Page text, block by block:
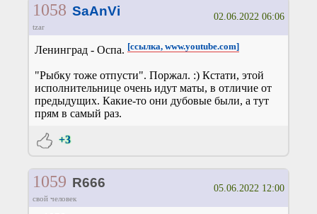
1058 SaAnVi
tzar
02.06.2022 06:06
Ленинград - Оспа. [ссылка, www.youtube.com]
"Рыбку тоже отпусти". Поржал. :) Кстати, этой
исполнительнице очень идут маты, в отличие от
предыдущих. Какие-то они дубовые были, а тут
прям в самый раз.
+3
1059 R666
свой человек
05.06.2022 12:00